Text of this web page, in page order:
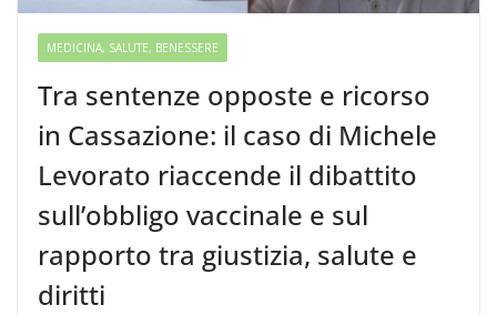
MEDICINA, SALUTE, BENESSERE
Tra sentenze opposte e ricorso
in Cassazione: il caso di Michele
Levorato riaccende il dibattito
sull’obbligo vaccinale e sul
rapporto tra giustizia, salute e
diritti